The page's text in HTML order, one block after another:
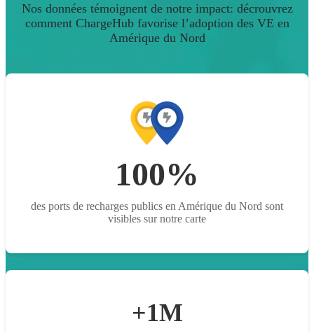
Nos données témoignent de notre impact: décrouvrez
comment ChargeHub favorise l’adoption des VE en
Amérique du Nord
100%
des ports de recharges publics en Amérique du Nord sont
visibles sur notre carte
+1M